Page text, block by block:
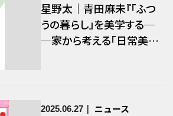
星野太｜青田麻未『「ふつ
うの暮らし」を美学する─
─家から考える「日常美学」
2025.06.27 ニュース